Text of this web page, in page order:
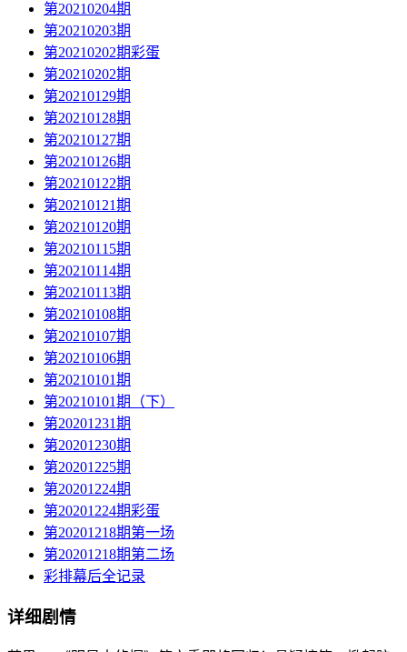
第20210204期
第20210203期
第20210202期彩蛋
第20210202期
第20210129期
第20210128期
第20210127期
第20210126期
第20210122期
第20210121期
第20210120期
第20210115期
第20210114期
第20210113期
第20210108期
第20210107期
第20210106期
第20210101期
第20210101期（下）
第20201231期
第20201230期
第20201225期
第20201224期
第20201224期彩蛋
第20201218期第一场
第20201218期第二场
彩排幕后全记录
详细剧情